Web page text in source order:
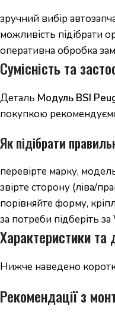
зручний вибір
можливість підібрати
оперативна обробка
Сумісність та
Деталь Модуль BSI
покупкою
Як підібрати
перевірте марку,
звірте сторону (ліва/
порівняйте форму,
за потреби підберіть
Характеристики та
Нижче наведено
Рекомендації з